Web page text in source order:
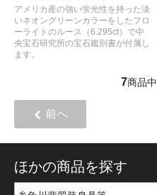
アメリカ産の強い蛍光性を持った淡
いネオングリーンカラーをしたフロ
ーライトのルース（6.295ct）で中
央宝石研究所の宝石鑑別書が付属し
ます。
7商品中
前へ
ほかの商品を探す